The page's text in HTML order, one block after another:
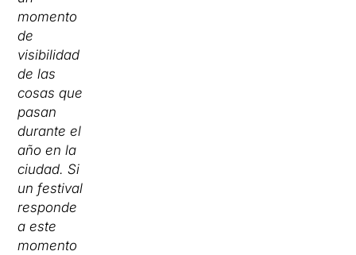
momento
de
visibilidad
de las
cosas que
pasan
durante el
año en la
ciudad. Si
un festival
responde
a este
momento